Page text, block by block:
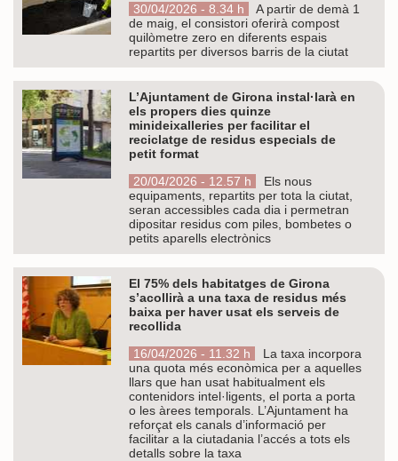
30/04/2026 - 8.34 h
A partir de demà 1
de maig, el consistori oferirà compost
quilòmetre zero en diferents espais
repartits per diversos barris de la ciutat
L’Ajuntament de Girona instal·larà en
els propers dies quinze
minideixalleries per facilitar el
reciclatge de residus especials de
petit format
20/04/2026 - 12.57 h
Els nous
equipaments, repartits per tota la ciutat,
seran accessibles cada dia i permetran
dipositar residus com piles, bombetes o
petits aparells electrònics
El 75% dels habitatges de Girona
s’acollirà a una taxa de residus més
baixa per haver usat els serveis de
recollida
16/04/2026 - 11.32 h
La taxa incorpora
una quota més econòmica per a aquelles
llars que han usat habitualment els
contenidors intel·ligents, el porta a porta
o les àrees temporals. L’Ajuntament ha
reforçat els canals d’informació per
facilitar a la ciutadania l’accés a tots els
detalls sobre la taxa